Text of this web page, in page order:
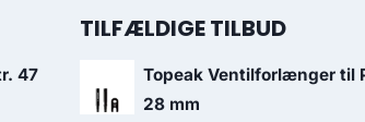
47
TILFÆLDIGE TILBUD
Topeak Ventilforlænger til
28 mm